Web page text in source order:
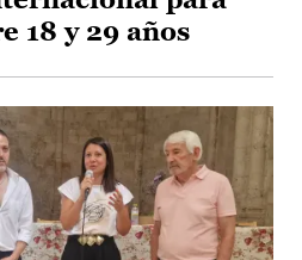
18 y 29 años